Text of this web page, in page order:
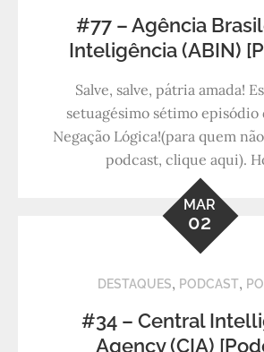
#77 – Agência
Inteligência (ABIN)
Salve, salve, pátria amada!
setuagésimo sétimo episódio
Negação Lógica!(para quem
podcast, clique aqui).
MAR
02
DESTAQUES, PODCAST,
#34 – Central
Agency (CIA)